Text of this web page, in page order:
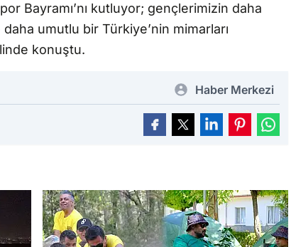
Bayramı’nı kutluyor; gençlerimizin daha
umutlu bir Türkiye’nin mimarları
konuştu.
Haber Merkezi